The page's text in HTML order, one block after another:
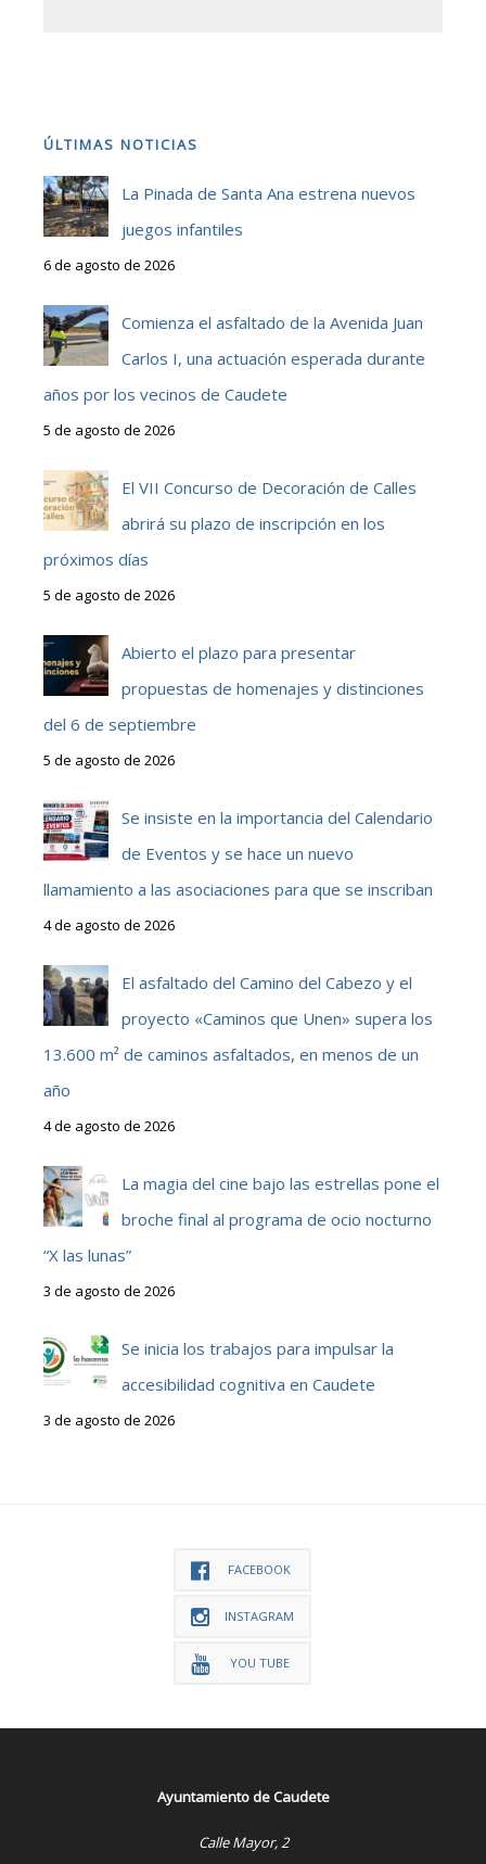
ÚLTIMAS NOTICIAS
La Pinada de Santa Ana estrena nuevos
juegos infantiles
6 de agosto de 2026
Comienza el asfaltado de la Avenida Juan
Carlos I, una actuación esperada durante
años por los vecinos de Caudete
5 de agosto de 2026
El VII Concurso de Decoración de Calles
abrirá su plazo de inscripción en los
próximos días
5 de agosto de 2026
Abierto el plazo para presentar
propuestas de homenajes y distinciones
del 6 de septiembre
5 de agosto de 2026
Se insiste en la importancia del Calendario
de Eventos y se hace un nuevo
llamamiento a las asociaciones para que se inscriban
4 de agosto de 2026
El asfaltado del Camino del Cabezo y el
proyecto «Caminos que Unen» supera los
13.600 m² de caminos asfaltados, en menos de un
año
4 de agosto de 2026
La magia del cine bajo las estrellas pone el
broche final al programa de ocio nocturno
“X las lunas”
3 de agosto de 2026
Se inicia los trabajos para impulsar la
accesibilidad cognitiva en Caudete
3 de agosto de 2026
FACEBOOK
INSTAGRAM
YOU TUBE
Ayuntamiento de Caudete
Calle Mayor, 2